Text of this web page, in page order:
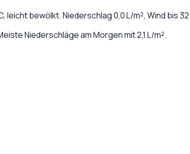
leicht bewölkt. Niederschlag0,0L/m², Wind bis32
Niederschläge am Morgen mit 2,1 L/m².